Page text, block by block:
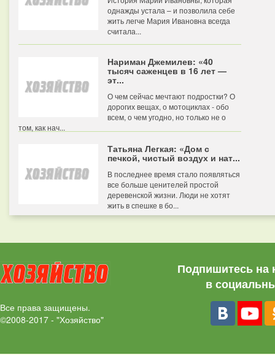
однажды устала – и позволила себе
жить легче Мария Ивановна всегда
считала...
Нариман Джемилев: «40
тысяч саженцев в 16 лет —
эт...
О чем сейчас мечтают подростки? О
дорогих вещах, о мотоциклах - обо
всем, о чем угодно, но только не о
том, как нач...
Татьяна Легкая: «Дом с
печкой, чистый воздух и нат...
В последнее время стало появляться
все больше ценителей простой
деревенской жизни. Люди не хотят
жить в спешке в бо...
Все права защищены.
©2008-2017 - "Хозяйство"
Подпишитесь на
в